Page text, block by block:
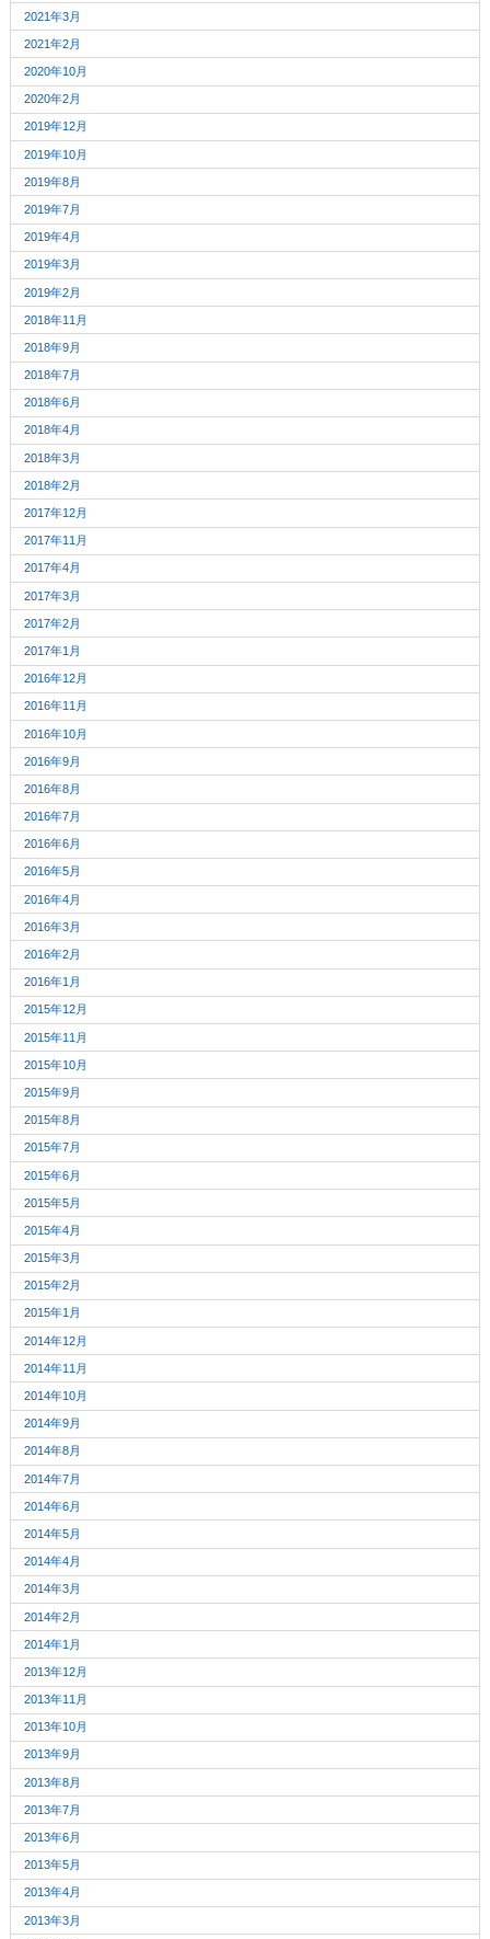
2021年3月
2021年2月
2020年10月
2020年2月
2019年12月
2019年10月
2019年8月
2019年7月
2019年4月
2019年3月
2019年2月
2018年11月
2018年9月
2018年7月
2018年6月
2018年4月
2018年3月
2018年2月
2017年12月
2017年11月
2017年4月
2017年3月
2017年2月
2017年1月
2016年12月
2016年11月
2016年10月
2016年9月
2016年8月
2016年7月
2016年6月
2016年5月
2016年4月
2016年3月
2016年2月
2016年1月
2015年12月
2015年11月
2015年10月
2015年9月
2015年8月
2015年7月
2015年6月
2015年5月
2015年4月
2015年3月
2015年2月
2015年1月
2014年12月
2014年11月
2014年10月
2014年9月
2014年8月
2014年7月
2014年6月
2014年5月
2014年4月
2014年3月
2014年2月
2014年1月
2013年12月
2013年11月
2013年10月
2013年9月
2013年8月
2013年7月
2013年6月
2013年5月
2013年4月
2013年3月